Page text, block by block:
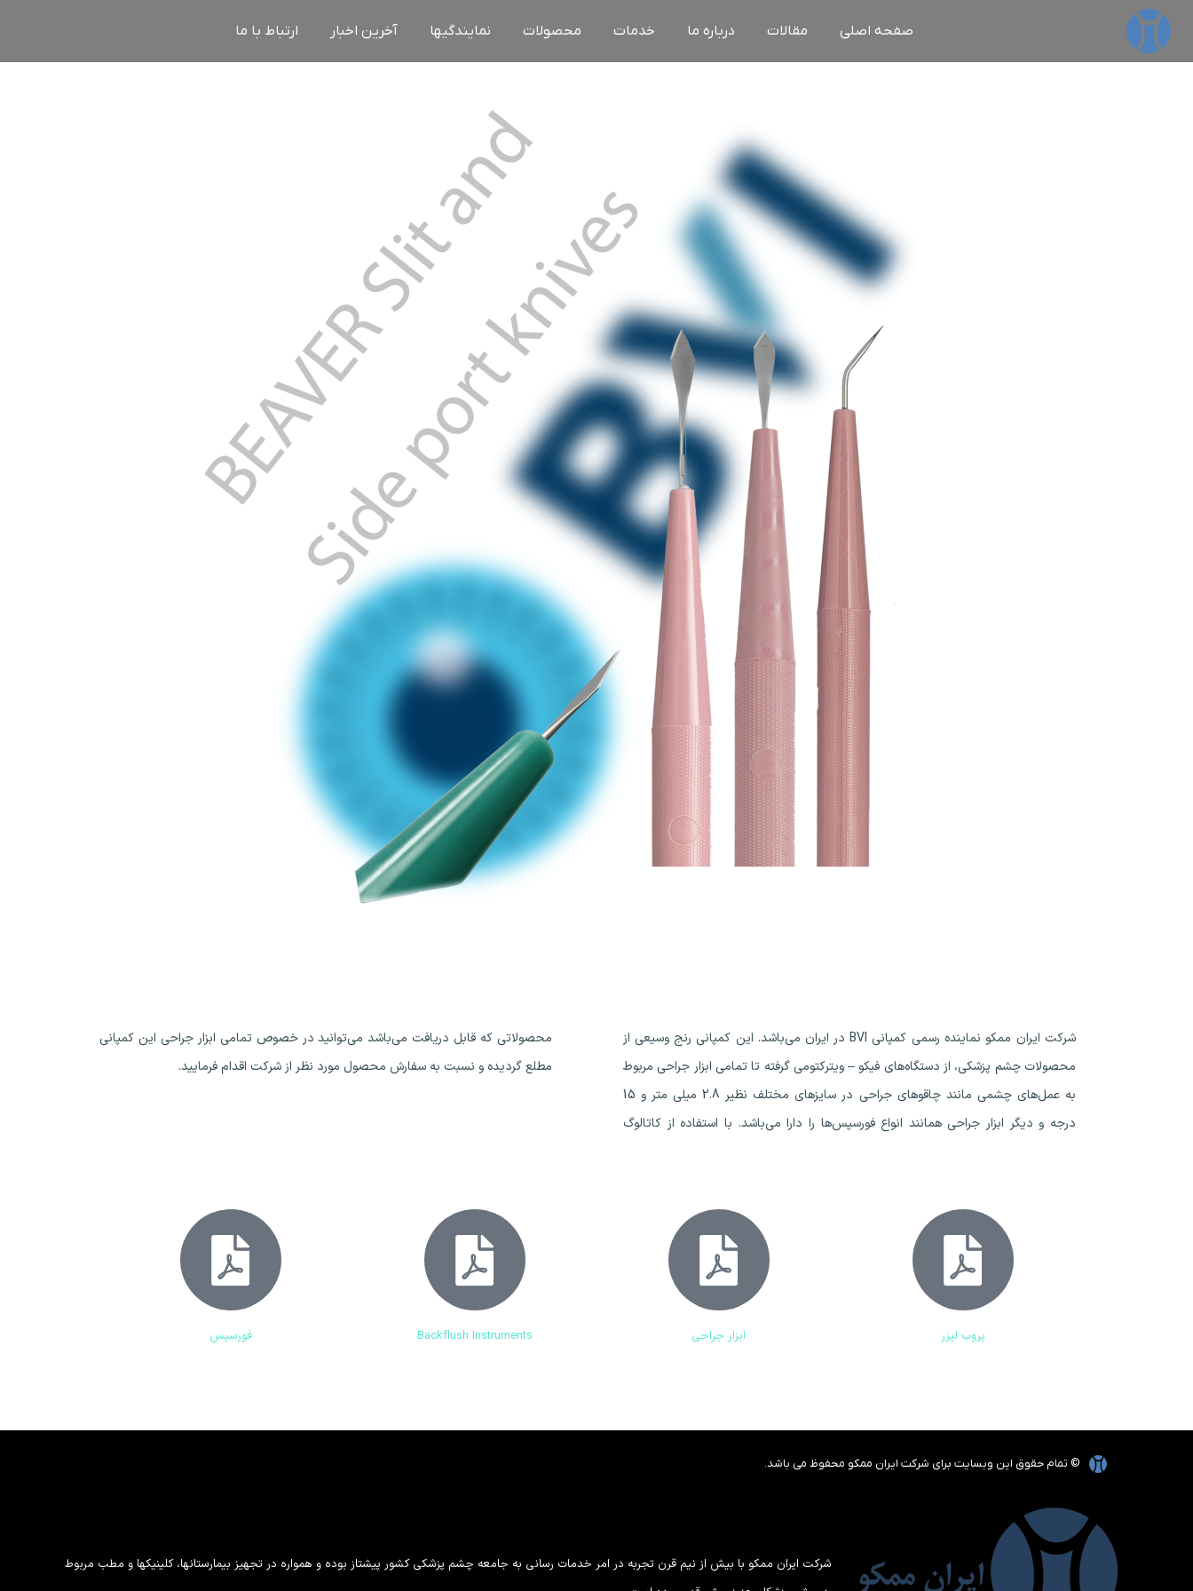
صفحه اصلی مقالات درباره ما خدمات محصولات نمایندگیها آخرین اخبار ارتباط با ما
شرکت ایران ممکو نماینده رسمی کمپانی BVI در ایران می‌باشد. این کمپانی رنج وسیعی از
محصولات چشم پزشکی، از دستگاه‌های فیکو – ویترکتومی گرفته تا تمامی ابزار جراحی مربوط
به عمل‌های چشمی مانند چاقوهای جراحی در سایزهای مختلف نظیر 2.8 میلی متر و 15
درجه و دیگر ابزار جراحی همانند انواع فورسپس‌ها را دارا می‌باشد. با استفاده از کاتالوگ
محصولاتی که قابل دریافت می‌‌‌باشد می‌توانید در خصوص تمامی ابزار جراحی این کمپانی
مطلع گردیده و نسبت به سفارش محصول مورد نظر از شرکت اقدام فرمایید.
پروب لیزر ابزار جراحی Backflush Instruments فورسپس
© تمام حقوق این وبسایت برای شرکت ایران ممکو محفوظ می باشد.
شرکت ایران ممکو با بیش از نیم قرن تجربه در امر خدمات رسانی به جامعه چشم پزشکی کشور پیشتاز بوده و همواره در تجهیز بیمارستانها، کلینیکها و مطب مربوط